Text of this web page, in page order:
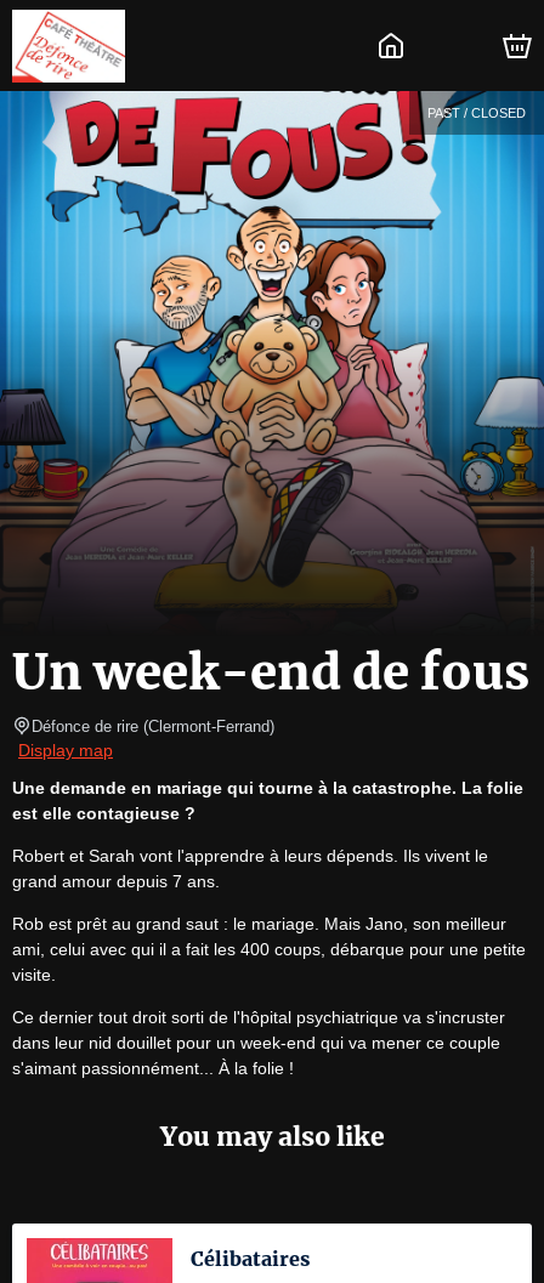
PAST / CLOSED
Un week-end de fous
Défonce de rire (Clermont-Ferrand)
Display map
Une demande en mariage qui tourne à la catastrophe. La folie
est elle contagieuse ?
Robert et Sarah vont l'apprendre à leurs dépends. Ils vivent le
grand amour depuis 7 ans.
Rob est prêt au grand saut : le mariage. Mais Jano, son meilleur
ami, celui avec qui il a fait les 400 coups, débarque pour une petite
visite.
Ce dernier tout droit sorti de l'hôpital psychiatrique va s'incruster
dans leur nid douillet pour un week-end qui va mener ce couple
s'aimant passionnément... À la folie !
You may also like
Célibataires